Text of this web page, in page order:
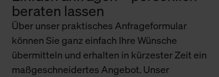
beraten lassen
Über unser praktisches Anfrageformular
können Sie ganz einfach Ihre Wünsche
übermitteln und erhalten in kürzester Zeit ein
maßgeschneidertes Angebot. Unser